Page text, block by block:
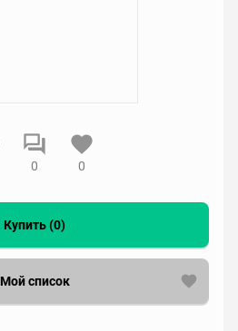
0 0
Купить (0)
Мой список